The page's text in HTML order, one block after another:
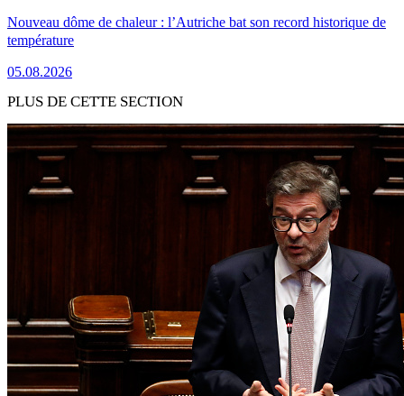
Nouveau dôme de chaleur : l’Autriche bat son record historique de
température
05.08.2026
PLUS DE CETTE SECTION